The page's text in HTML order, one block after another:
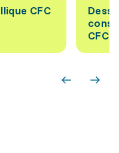
CFC
CFC